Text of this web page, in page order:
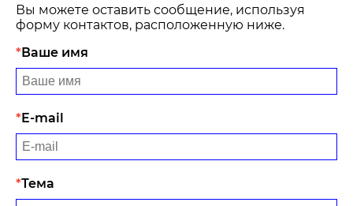
Вы можете оставить сообщение, используя
форму контактов, расположенную ниже.
Ваше имя
E-mail
Тема